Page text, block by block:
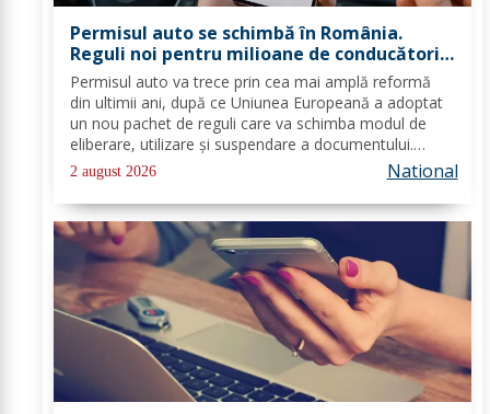
Permisul auto se schimbă în România.
Reguli noi pentru milioane de conducători
auto
Permisul auto va trece prin cea mai amplă reformă
din ultimii ani, după ce Uniunea Europeană a adoptat
un nou pachet de reguli care va schimba modul de
eliberare, utilizare și suspendare a documentului.
România va trebui să transpună noile prevederi în
legislația națională până în 2028, iar cele...
2 august 2026 National